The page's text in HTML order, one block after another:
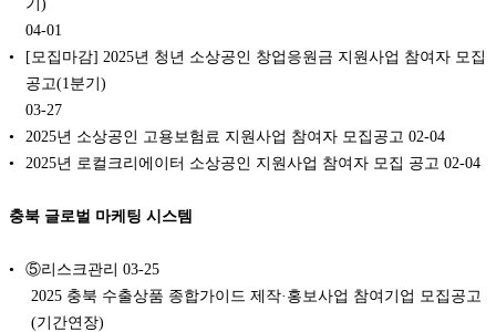
기)
04-01
[모집마감] 2025년 청년 소상공인 창업응원금 지원사업 참여자 모집
공고(1분기)
03-27
2025년 소상공인 고용보험료 지원사업 참여자 모집공고 02-04
2025년 로컬크리에이터 소상공인 지원사업 참여자 모집 공고 02-04
충북 글로벌 마케팅 시스템
⑤리스크관리 03-25
2025 충북 수출상품 종합가이드 제작·홍보사업 참여기업 모집공고
(기간연장)